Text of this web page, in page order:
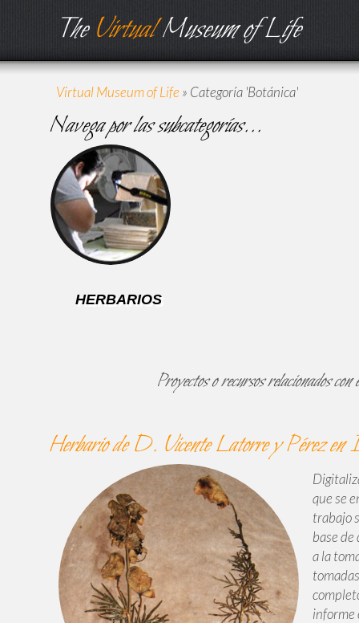
TheVirtualMuseum of Life
Virtual Museum of Life » Categoría 'Botánica'
Navega por las subcategorías...
HERBARIOS
Proyectos o recursos relacionados
Herbario de D. Vicente Latorre y Pérez
que se
trabajo
base de
a la
informe